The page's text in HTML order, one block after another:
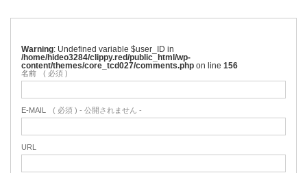
Warning : Undefined variable $user_ID in
/home/hideo3284/clippy.red/public_html/wp-
content/themes/core_tcd027/comments.php on line 156
名前 ( 必須 )
E-MAIL ( 必須 ) - 公開されません -
URL